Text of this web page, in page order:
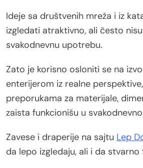
Ideje sa društvenih mreža i iz
izgledati atraktivno, ali često
svakodnevnu upotrebu.
Zato je korisno osloniti se na
enterijerom iz realne
preporukama za materijale,
zaista funkcionišu u
Zavese i draperije na sajtu Lep
da lepo izgledaju, ali i da stvarno